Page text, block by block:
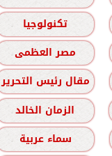
تكنولوجيا
مصر العظمى
مقال رئيس التحرير
الزمان الخالد
سماء عربية